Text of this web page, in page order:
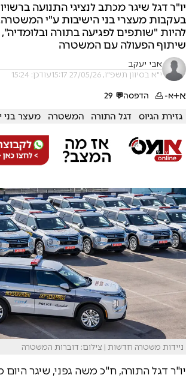
יו"ר דגל שיגר מכתב לנציגי התנועה
בעקבות מעצרי בני הישיבות ע"י המשטרה.
להיות "שותפים לפגיעה בתורה
שיתוף הפעולה עם המשטרה
אבי יעקב
י"א בסיוון תשפ"ו, 27/05/26 15:17 עודכן: 15:24
א+א- הדפסה💬
29
גזירת הגיוס דגל התורה המשטרה מעצר בני
ניידות משטרה חדשות | צילום: דוברות המשטרה
יו"ר דגל התורה, ח"כ משה גפני, שיגר היום